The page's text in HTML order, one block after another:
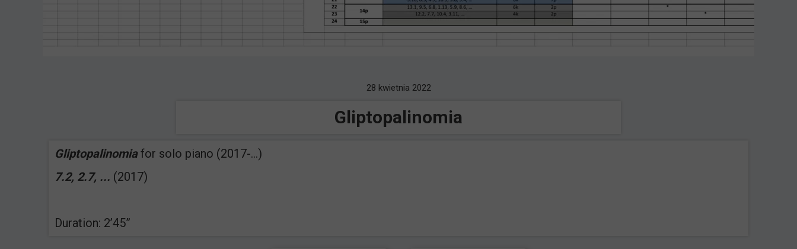
28 kwietnia 2022
Gliptopalinomia
Gliptopalinomiafor solo piano (2017-...)
7.2, 2.7, ... (2017)
Duration: 2’45”